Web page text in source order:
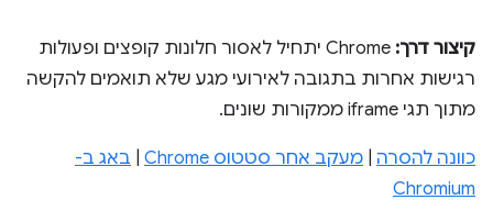
קיצור דרך:
Chrome יתחיל לאסור חלונות קופצים ופעולות
רגישות אחרות בתגובה לאירועי מגע שלא תואמים להקשה
מתוך תגי iframe ממקורות שונים.
כוונה להסרה מעקב אחר סטטוס Chrome
באג ב-
Chromium